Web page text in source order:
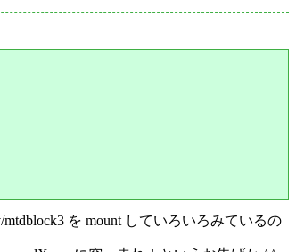
を mount していろいろみているの